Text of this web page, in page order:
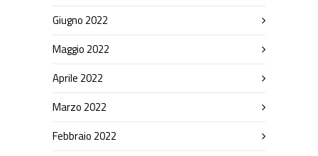
Giugno 2022
Maggio 2022
Aprile 2022
Marzo 2022
Febbraio 2022